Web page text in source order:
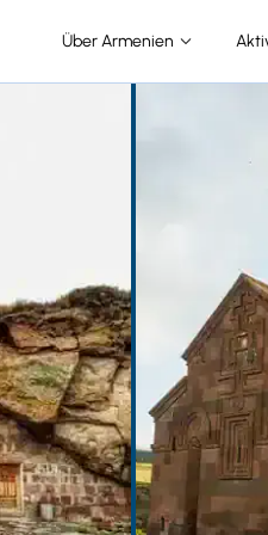
Über Armenien